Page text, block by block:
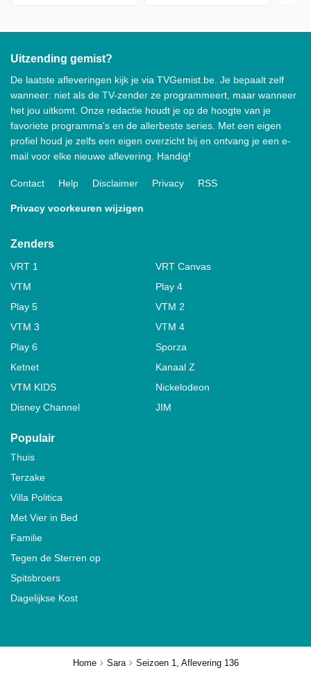
Home Sara Seizoen 1, Aflevering 136
Uitzending gemist?
De laatste afleveringen kijk je via TVGemist.be. Je bepaalt zelf
wanneer: niet als de TV-zender ze programmeert, maar wanneer
het jou uitkomt. Onze redactie houdt je op de hoogte van je
favoriete programma's en de allerbeste series. Met een eigen
profiel houd je zelfs een eigen overzicht bij en ontvang je een e-
mail voor elke nieuwe aflevering. Handig!
Contact Help Disclaimer Privacy RSS
Privacy voorkeuren wijzigen
Zenders
VRT 1
VRT Canvas
VTM
Play 4
Play 5
VTM 2
VTM 3
VTM 4
Play 6
Sporza
Ketnet
Kanaal Z
VTM KIDS
Nickelodeon
Disney Channel
JIM
Populair
Thuis
Terzake
Villa Politica
Met Vier in Bed
Familie
Tegen de Sterren op
Spitsbroers
Dagelijkse Kost